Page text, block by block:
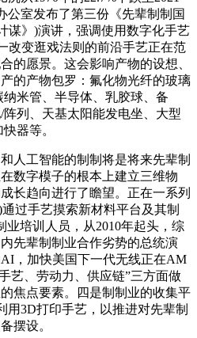
公室发布了第三份《先辈制制国
谋》)演讲，强调使用数字化手艺
改变逛戏法则的前沿手艺正在范
的愿景。这会影响产物的设想、
的产物包罗：氟化物光纤的玻璃
米管、半导体、乳胶球、备
列、天基太阳能发电坐、大型
器等。
工智能的制制将是将来先辈制
数字模子的根本上建立三维物
长趋向进行了瞻望。正在一系列
过手艺摸索新材料平台及其制
业培训人员，从2010年起头，综
内先辈制制业合作劣势的总统演
，加快美国下一代无线正在AM
艺、劳动力、供应链”三方面做
焦点要素。四是制制业的收集平
用3D打印手艺，以推进对先辈制
摆设。